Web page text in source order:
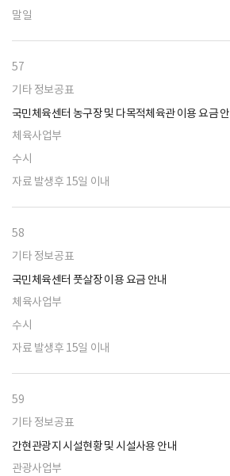
말일
57
기타 정보공표
국민체육센터 농구장 및 다목적체육관 이용 요금
체육사업부
수시
자료 발생후 15일 이내
58
기타 정보공표
국민체육센터 풋살장 이용 요금 안내
체육사업부
수시
자료 발생후 15일 이내
59
기타 정보공표
간현관광지 시설현황 및 시설사용 안내
관광사업부